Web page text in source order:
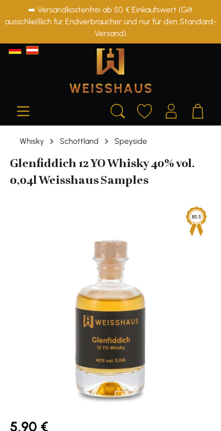
springen
➡️ Versandkostenfrei ab 50 € Einkaufswert (Gilt
ausschließlich für Endverbraucher und nur für den Standard-
Versand)
Whisky Schottland Speyside
Glenfiddich 12 YO Whisky 40% vol.
0,04l Weisshaus Samples
85.5
5,90 €